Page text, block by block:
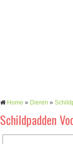
Home » Dieren »
Schildpadden